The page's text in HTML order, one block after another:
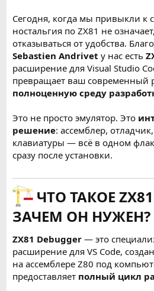
Сегодня, когда мы привыкли к
ностальгия по ZX81 не
отказываться от удобства.
Sebastien Andrivet у нас есть
расширение для Visual Studio
превращает ваш современный
полноценную среду
Это не просто эмулятор. Это
решение: ассемблер,
клавиатуры — всё в одном
сразу после установки.
ЧТО ТАКОЕ ZX81
ЗАЧЕМ ОН НУЖЕН?
ZX81 Debugger — это
расширение для VS Code,
на ассемблере Z80 под
предоставляет полный цикл